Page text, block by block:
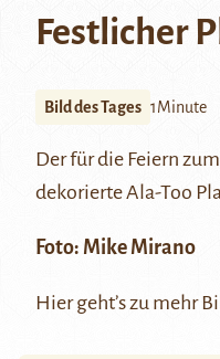
Festlicher
Bild des Tages 1Minute
Der für die Feiern
dekorierteAla-Too
Foto: Mike Mirano
Hiergeht’s zu mehr